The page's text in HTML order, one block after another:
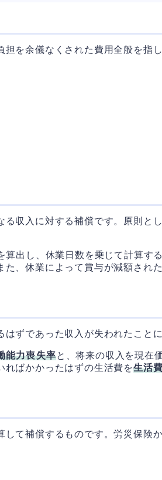
を余儀なくされた費用全般を指
収入に対する補償です。原則と
出し、休業日数を乗じて計算す
、休業によって賞与が減額さ
ずであった収入が失われたこと
能力喪失率と、将来の収入を現在
ればかかったはずの生活費を生活
て補償するものです。労災保険